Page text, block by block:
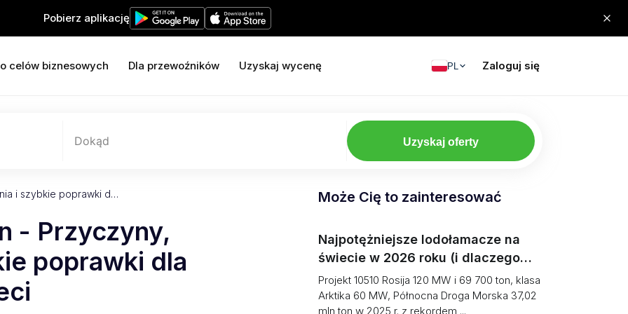
Pobierz aplikację
celów biznesowych Dla przewoźników Uzyskaj wycenę PL Zaloguj się
Dokąd Uzyskaj oferty
i szybkie poprawki d…
- Przyczyny,
poprawki dla
Może Cię to zainteresować
Najpotężniejsze lodołamacze na
świecie w 2026 roku (i dlaczego
transport towarowy w Arktyce
nadal spada)
Projekt 10510 Rosija 120 MW i 69 700 ton, klasa
Arktika 60 MW, Północna Droga Morska 37,02
mln ton w 2025 r. z rekordem ...